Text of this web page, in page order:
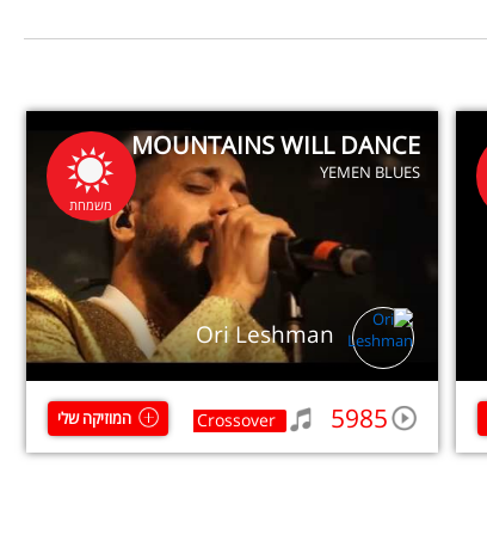
MOUNTAINS WILL DANCE
YEMEN BLUES
משמחת
Ori Leshman
5985
Crossover המוזיקה שלי